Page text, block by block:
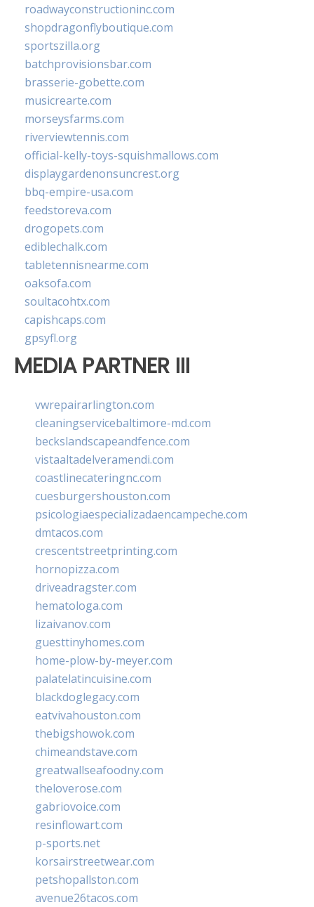
roadwayconstructioninc.com
shopdragonflyboutique.com
sportszilla.org
batchprovisionsbar.com
brasserie-gobette.com
musicrearte.com
morseysfarms.com
riverviewtennis.com
official-kelly-toys-squishmallows.com
displaygardenonsuncrest.org
bbq-empire-usa.com
feedstoreva.com
drogopets.com
ediblechalk.com
tabletennisnearme.com
oaksofa.com
soultacohtx.com
capishcaps.com
gpsyfl.org
MEDIA PARTNER III
vwrepairarlington.com
cleaningservicebaltimore-md.com
beckslandscapeandfence.com
vistaaltadelveramendi.com
coastlinecateringnc.com
cuesburgershouston.com
psicologiaespecializadaencampeche.com
dmtacos.com
crescentstreetprinting.com
hornopizza.com
driveadragster.com
hematologa.com
lizaivanov.com
guesttinyhomes.com
home-plow-by-meyer.com
palatelatincuisine.com
blackdoglegacy.com
eatvivahouston.com
thebigshowok.com
chimeandstave.com
greatwallseafoodny.com
theloverose.com
gabriovoice.com
resinflowart.com
p-sports.net
korsairstreetwear.com
petshopallston.com
avenue26tacos.com